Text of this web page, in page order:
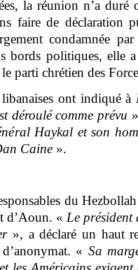
la réunion n’a
faire de déclaration
condamnée
bords politiques, elle a
parti chrétien des
ont indiqué à
déroulé comme prévu
Haykal et son
Caine ».
du
d’Aoun. « Le président
», a déclaré un haut
« Sa